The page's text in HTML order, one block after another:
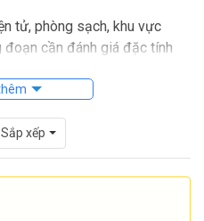
tử, phòng sạch, khu vực
cần đánh giá đặc tính
sai lệch, đo không ổn định
của kết quả đo, đồng thời
trình kiểm soát tĩnh điện.
lỗi vận hành, sai số bất
Sắp xếp